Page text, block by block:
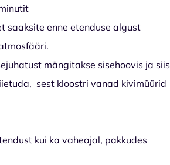
saaksite enne etenduse algust
mängitakse sisehoovis ja siis
sest kloostri vanad kivimüürid
kui ka vaheajal, pakkudes